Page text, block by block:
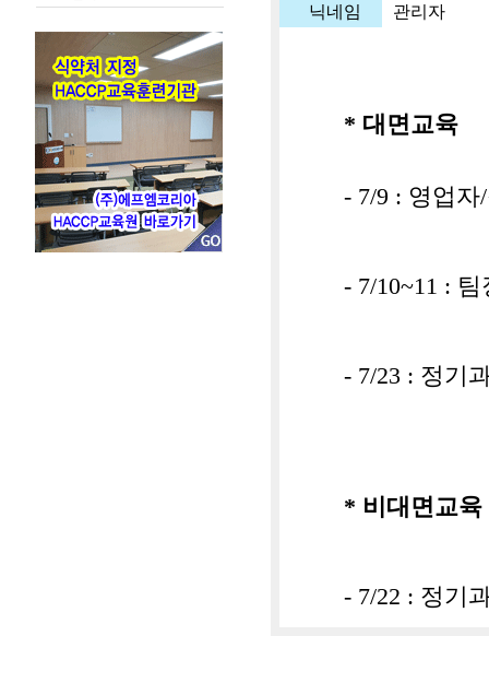
닉네임
관리자
* 대면교육
- 7/9 : 영업자
- 7/10~11 :
- 7/23 : 정기
* 비대면교육
- 7/22 : 정기